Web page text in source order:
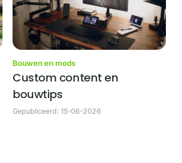
Bouwen en mods
Custom content en
bouwtips
Gepubliceerd: 15-06-2026